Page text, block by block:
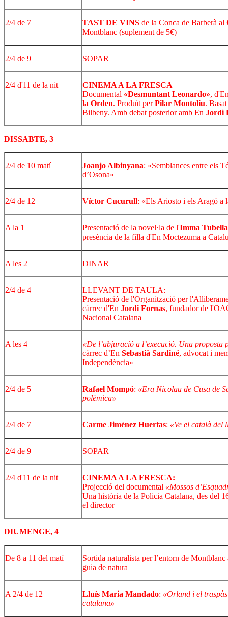
2/4 de 7 TAST DE VINS de la Conca de Barberà al
Montblanc (suplement de 5€)
2/4 de 9 SOPAR
2/4 d'11 de la nit
CINEMA A LA FRESCA
Documental «Desmuntant Leonardo»,
la Orden. Produït perPilar Montoliu.
Bilbeny. Amb debat posterior amb En Jordi
DISSABTE, 3
2/4 de 10 matí Joanjo Albinyana: «Semblances entre els
d’Osona»
2/4 de 12 Víctor Cucurull: «Els Ariosto i els Aragó a
A la 1 Presentació de la novel·la de l'Imma Tubella
presència de la filla d'En Moctezuma a
A les 2 DINAR
2/4 de 4
LLEVANT DE TAULA:
Presentació de l'Organització per
càrrec d'En Jordi Fornas, fundador de
Nacional Catalana
A les 4
«De l’abjuració a l’execució. Una proposta
càrrec d’En Sebastià Sardiné, advocat i
Independència»
2/4 de 5 Rafael Mompó: «Era Nicolau de Cusa de
polèmica»
2/4 de 7 Carme Jiménez Huertas: «Ve el català del
2/4 de 9 SOPAR
2/4 d'11 de la nit
CINEMA A LA FRESCA:
Projecció del documental «Mossos
Una història de la Policia Catalana, des del
el director
DIUMENGE, 4
De 8 a 11 del matí
Sortida naturalista per l’entorn de
guia de natura
A 2/4 de 12 Lluís Maria Mandado: «Orland i el
catalana»